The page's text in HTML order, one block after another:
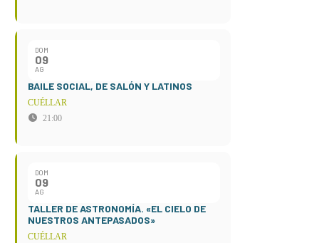
DOM
09
AG
BAILE SOCIAL, DE SALÓN Y LATINOS
CUÉLLAR
21:00
DOM
09
AG
TALLER DE ASTRONOMÍA. «EL CIELO DE
NUESTROS ANTEPASADOS»
CUÉLLAR